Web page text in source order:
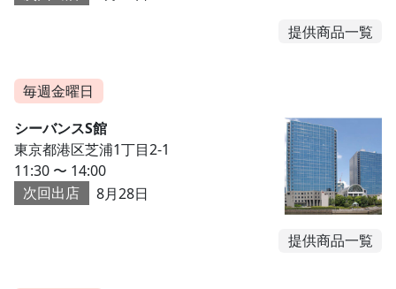
提供商品一覧
毎週金曜日
シーバンスS館
東京都港区芝浦1丁目2-1
11:30 〜 14:00
次回出店
8月28日
提供商品一覧